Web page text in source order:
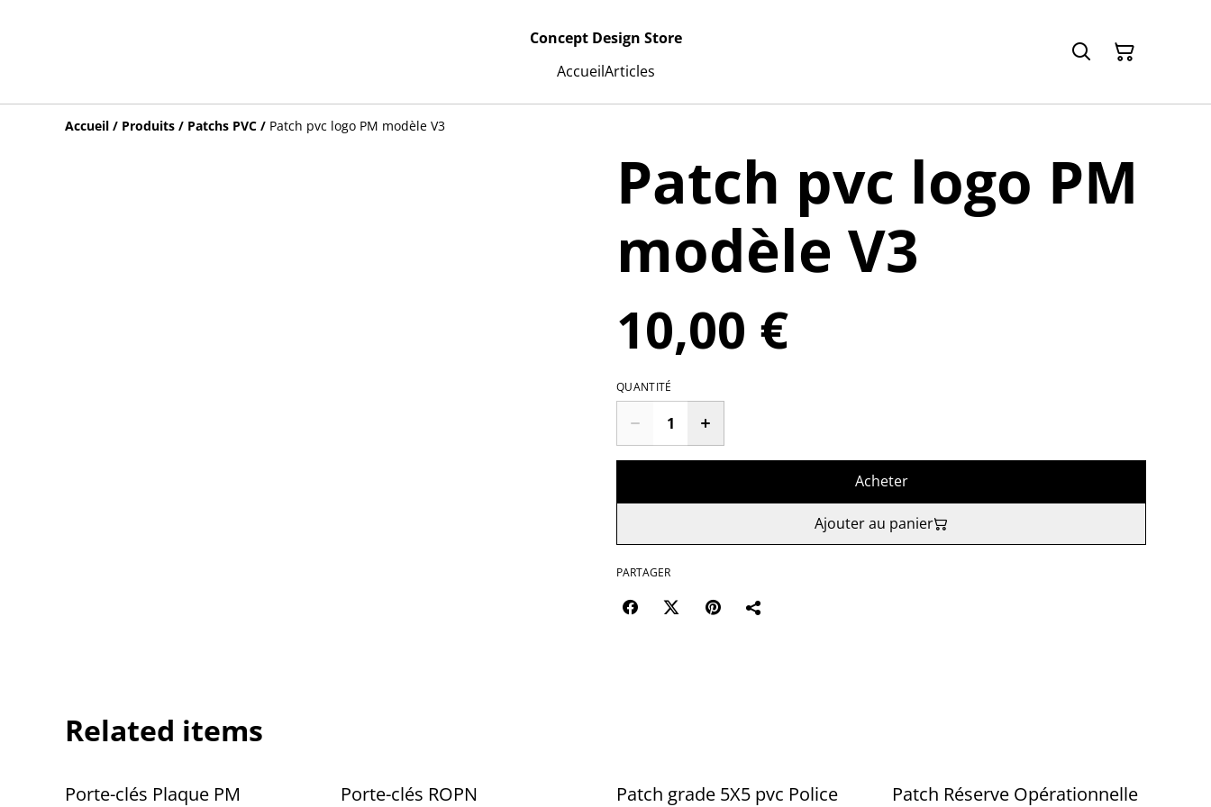
Concept Design Store
AccueilArticles
Accueil / Produits / Patchs PVC / Patch pvc logo PM modèle V3
Patch pvc logo PM
modèle V3
10,00 €
QUANTITÉ
Acheter
Ajouter au panier
PARTAGER
Related items
%
Porte-clés Plaque PM Porte-clés ROPN
Patch grade 5X5 pvc Police
Patch Réserve Opérationnelle